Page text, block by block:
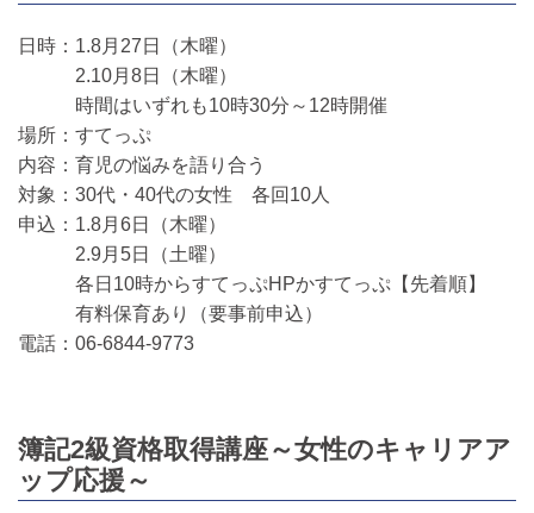
日時：1.8月27日（木曜）
2.10月8日（木曜）
時間はいずれも10時30分～12時開催
場所：すてっぷ
内容：育児の悩みを語り合う
対象：30代・40代の女性 各回10人
申込：1.8月6日（木曜）
2.9月5日（土曜）
各日10時からすてっぷHPかすてっぷ【先着順】
有料保育あり（要事前申込）
電話：06-6844-9773
簿記2級資格取得講座～女性のキャリアア
ップ応援～